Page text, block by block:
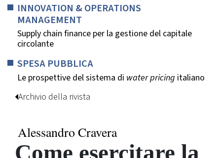
INNOVATION & OPERATIONS
MANAGEMENT
Supply chain finance per la gestione del capitale
circolante
SPESA PUBBLICA
Le prospettive del sistema di water pricing italiano
Archivio della rivista
Alessandro Cravera
Come esercitare la